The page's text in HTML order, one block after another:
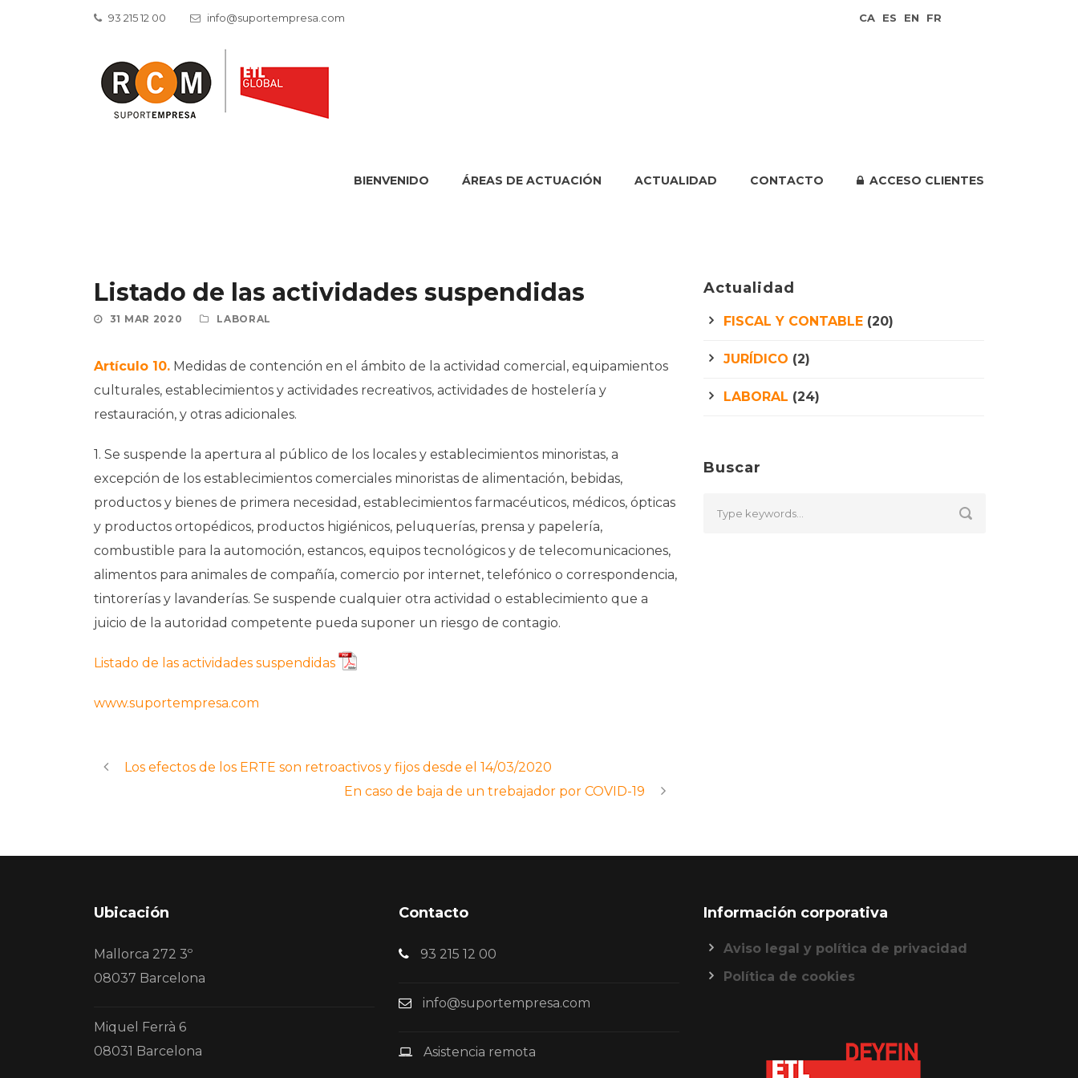
93 215 12 00 info@suportempresa.com CA ES EN FR
BIENVENIDO ÁREAS DE ACTUACIÓN ACTUALIDAD CONTACTO ACCESO CLIENTES
Listado de las actividades suspendidas
31 MAR 2020 LABORAL
Artículo 10. Medidas de contención en el ámbito de la actividad comercial, equipamientos
culturales, establecimientos y actividades recreativos, actividades de hostelería y
restauración, y otras adicionales.
1. Se suspende la apertura al público de los locales y establecimientos minoristas, a
excepción de los establecimientos comerciales minoristas de alimentación, bebidas,
productos y bienes de primera necesidad, establecimientos farmacéuticos, médicos, ópticas
y productos ortopédicos, productos higiénicos, peluquerías, prensa y papelería,
combustible para la automoción, estancos, equipos tecnológicos y de telecomunicaciones,
alimentos para animales de compañía, comercio por internet, telefónico o correspondencia,
tintorerías y lavanderías. Se suspende cualquier otra actividad o establecimiento que a
juicio de la autoridad competente pueda suponer un riesgo de contagio.
Listado de las actividades suspendidas
www.suportempresa.com
Los efectos de los ERTE son retroactivos y fijos desde el 14/03/2020
En caso de baja de un trebajador por COVID-19
Actualidad
FISCAL Y CONTABLE (20)
JURÍDICO (2)
LABORAL (24)
Buscar
Ubicación
Mallorca 272 3º
08037 Barcelona
Miquel Ferrà 6
08031 Barcelona
Contacto
93 215 12 00
info@suportempresa.com
Asistencia remota
Información corporativa
Aviso legal y política de privacidad
Política de cookies